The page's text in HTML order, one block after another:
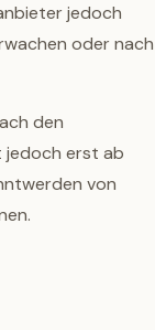
jedoch
oder nach
den
jedoch erst ab
von